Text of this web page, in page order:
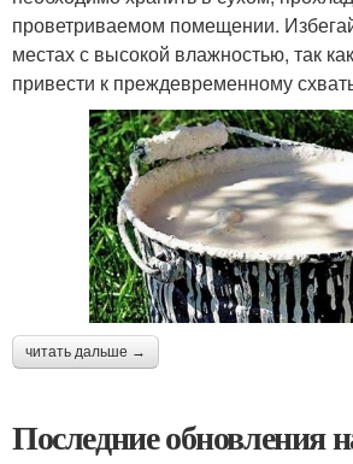
проветриваемом помещении.
местах с высокой влажностью, так
привести к преждевременному
читать дальше →
Последние обновления